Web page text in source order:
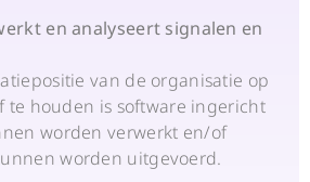
en analyseert signalen en
van de organisatie op
te houden is software ingericht
worden verwerkt en/of
worden uitgevoerd.